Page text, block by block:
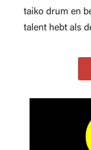
taiko drum en
talent hebt als